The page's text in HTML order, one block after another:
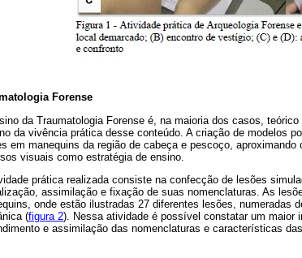
Forense
da Traumatologia Forense é, na maioria dos casos,
da vivência prática desse conteúdo. A criação de modelos
em manequins da região de cabeça e pescoço,
visuais como estratégia de ensino.
prática realizada consiste na confecção de lesões
assimilação e fixação de suas nomenclaturas. As
onde estão ilustradas 27 diferentes lesões, numeradas
(figura 2). Nessa atividade é possível constatar um maior
e assimilação das nomenclaturas e características